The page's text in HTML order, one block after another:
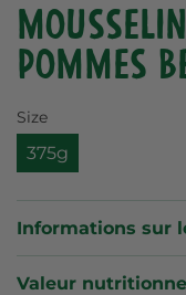
Pommes
Size
375g
Informations sur
Valeur